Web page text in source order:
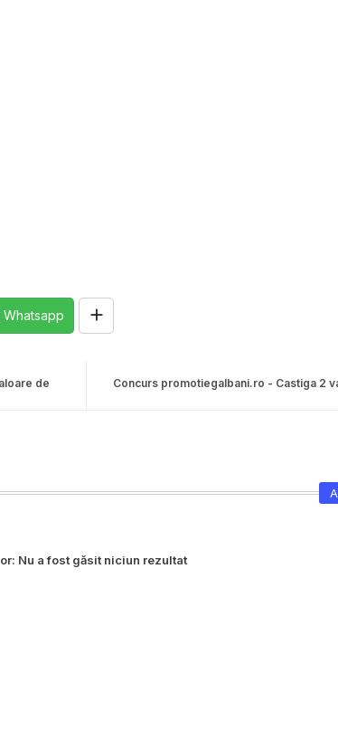
Whatsapp
Concurs promotiegalbani.ro - Castiga 2
de
Nu a fost găsit niciun rezultat